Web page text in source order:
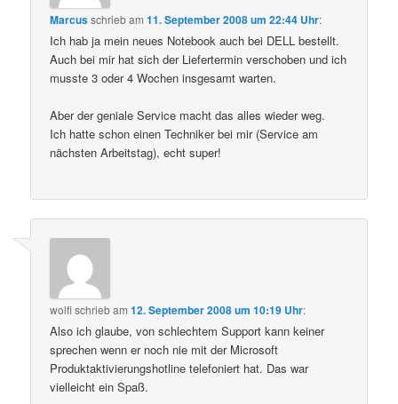
Marcusschriebam11. September 2008 um 22:44 Uhr:
Ich hab ja mein neues Notebook auch bei DELL bestellt.
Auch bei mir hat sich der Liefertermin verschoben und ich
musste 3 oder 4 Wochen insgesamt warten.
Aber der geniale Service macht das alles wieder weg.
Ich hatte schon einen Techniker bei mir (Service am
nächsten Arbeitstag), echt super!
wolfischriebam12. September 2008 um 10:19 Uhr:
Also ich glaube, von schlechtem Support kann keiner
sprechen wenn er noch nie mit der Microsoft
Produktaktivierungshotline telefoniert hat. Das war
vielleicht ein Spaß.